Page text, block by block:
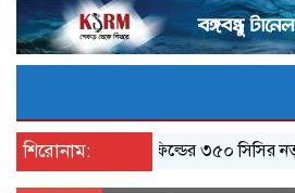
শিরোনাম:
র‌য়্যাল এনফিল্ডের ৩৫০ সিসির নতুন ৪